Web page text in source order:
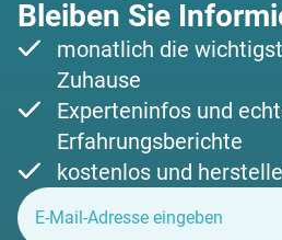
Bleiben Sie
monatlich die
Zuhause
Experteninfos und
Erfahrungsberichte
kostenlos und